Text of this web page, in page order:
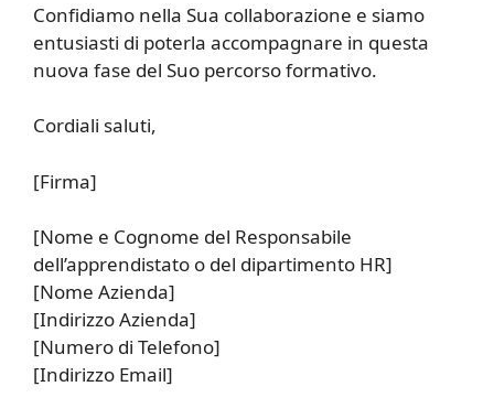
Confidiamo nella Sua collaborazione e siamo
entusiasti di poterla accompagnare in questa
nuova fase del Suo percorso formativo.
Cordiali saluti,
[Firma]
[Nome e Cognome del Responsabile
dell’apprendistato o del dipartimento HR]
[Nome Azienda]
[Indirizzo Azienda]
[Numero di Telefono]
[Indirizzo Email]